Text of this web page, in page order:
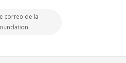
correo de la